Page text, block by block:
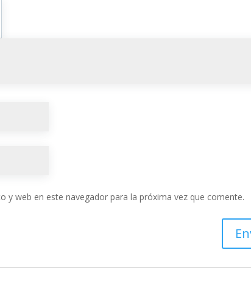
y web en este navegador para la próxima vez que comente.